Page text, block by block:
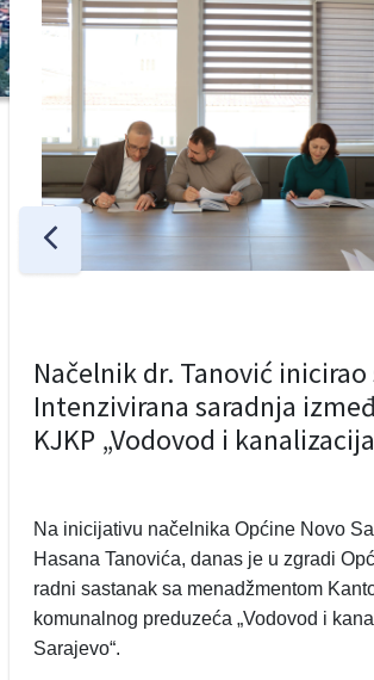
Načelnik dr. Tanović inicirao
Intenzivirana saradnja
KJKP „Vodovod i
Na inicijativu načelnika Općine Novo
Hasana Tanovića, danas je u zgradi
radni sastanak sa menadžmentom
komunalnog preduzeća „Vodovod i
Sarajevo“.